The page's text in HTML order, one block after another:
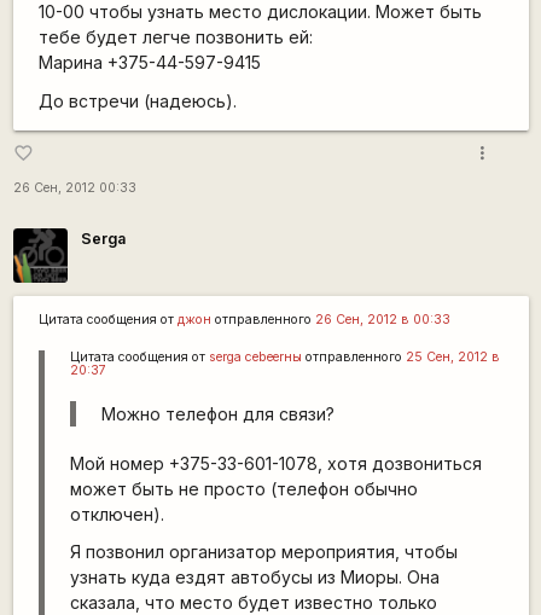
10-00 чтобы узнать место дислокации. Может быть
тебе будет легче позвонить ей:
Марина +375-44-597-9415
До встречи (надеюсь).
favorite_border
26 Сен, 2012 00:33
more_vert
Serga
Цитата сообщения от джон отправленного 26 Сен, 2012 в 00:33
Цитата сообщения от serga сеbeerны отправленного 25 Сен, 2012 в
20:37
Можно телефон для связи?
Мой номер +375-33-601-1078, хотя дозвониться
может быть не просто (телефон обычно
отключен).
Я позвонил организатор мероприятия, чтобы
узнать куда ездят автобусы из Миоры. Она
сказала, что место будет известно только